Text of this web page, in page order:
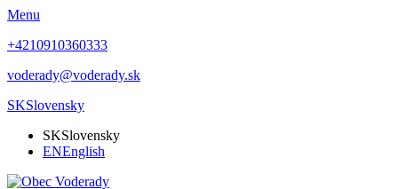
Menu
+4210910360333
voderady@voderady.sk
SKSlovensky
SKSlovensky
ENEnglish